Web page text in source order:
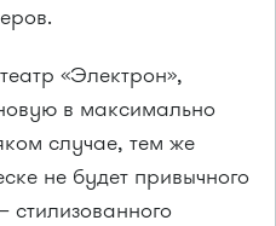
«Электрон»,
в максимально
случае, тем же
не будет привычного